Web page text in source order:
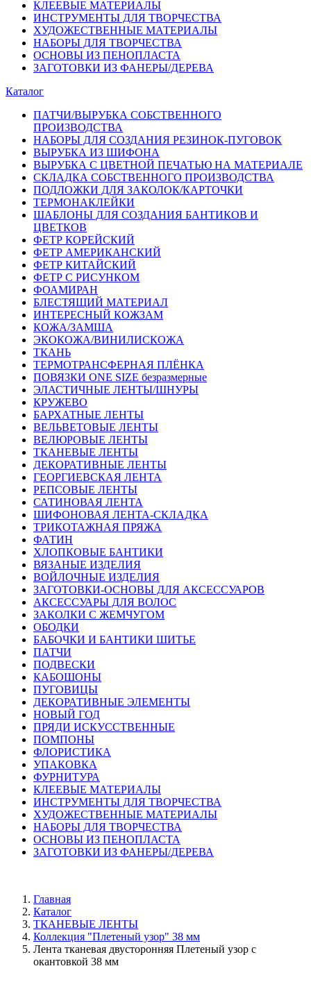
КЛЕЕВЫЕ МАТЕРИАЛЫ
ИНСТРУМЕНТЫ ДЛЯ ТВОРЧЕСТВА
ХУДОЖЕСТВЕННЫЕ МАТЕРИАЛЫ
НАБОРЫ ДЛЯ ТВОРЧЕСТВА
ОСНОВЫ ИЗ ПЕНОПЛАСТА
ЗАГОТОВКИ ИЗ ФАНЕРЫ/ДЕРЕВА
Каталог
ПАТЧИ/ВЫРУБКА СОБСТВЕННОГО
ПРОИЗВОДСТВА
НАБОРЫ ДЛЯ СОЗДАНИЯ РЕЗИНОК-ПУГОВОК
ВЫРУБКА ИЗ ШИФОНА
ВЫРУБКА С ЦВЕТНОЙ ПЕЧАТЬЮ НА МАТЕРИАЛЕ
СКЛАДКА СОБСТВЕННОГО ПРОИЗВОДСТВА
ПОДЛОЖКИ ДЛЯ ЗАКОЛОК/КАРТОЧКИ
ТЕРМОНАКЛЕЙКИ
ШАБЛОНЫ ДЛЯ СОЗДАНИЯ БАНТИКОВ И
ЦВЕТКОВ
ФЕТР КОРЕЙСКИЙ
ФЕТР АМЕРИКАНСКИЙ
ФЕТР КИТАЙСКИЙ
ФЕТР С РИСУНКОМ
ФОАМИРАН
БЛЕСТЯЩИЙ МАТЕРИАЛ
ИНТЕРЕСНЫЙ КОЖЗАМ
КОЖА/ЗАМША
ЭКОКОЖА/ВИНИЛИСКОЖА
ТКАНЬ
ТЕРМОТРАНСФЕРНАЯ ПЛЁНКА
ПОВЯЗКИ ONE SIZE безразмерные
ЭЛАСТИЧНЫЕ ЛЕНТЫ/ШНУРЫ
КРУЖЕВО
БАРХАТНЫЕ ЛЕНТЫ
ВЕЛЬВЕТОВЫЕ ЛЕНТЫ
ВЕЛЮРОВЫЕ ЛЕНТЫ
ТКАНЕВЫЕ ЛЕНТЫ
ДЕКОРАТИВНЫЕ ЛЕНТЫ
ГЕОРГИЕВСКАЯ ЛЕНТА
РЕПСОВЫЕ ЛЕНТЫ
САТИНОВАЯ ЛЕНТА
ШИФОНОВАЯ ЛЕНТА-СКЛАДКА
ТРИКОТАЖНАЯ ПРЯЖА
ФАТИН
ХЛОПКОВЫЕ БАНТИКИ
ВЯЗАНЫЕ ИЗДЕЛИЯ
ВОЙЛОЧНЫЕ ИЗДЕЛИЯ
ЗАГОТОВКИ-ОСНОВЫ ДЛЯ АКСЕССУАРОВ
АКСЕССУАРЫ ДЛЯ ВОЛОС
ЗАКОЛКИ С ЖЕМЧУГОМ
ОБОДКИ
БАБОЧКИ И БАНТИКИ ШИТЬЕ
ПАТЧИ
ПОДВЕСКИ
КАБОШОНЫ
ПУГОВИЦЫ
ДЕКОРАТИВНЫЕ ЭЛЕМЕНТЫ
НОВЫЙ ГОД
ПРЯДИ ИСКУССТВЕННЫЕ
ПОМПОНЫ
ФЛОРИСТИКА
УПАКОВКА
ФУРНИТУРА
КЛЕЕВЫЕ МАТЕРИАЛЫ
ИНСТРУМЕНТЫ ДЛЯ ТВОРЧЕСТВА
ХУДОЖЕСТВЕННЫЕ МАТЕРИАЛЫ
НАБОРЫ ДЛЯ ТВОРЧЕСТВА
ОСНОВЫ ИЗ ПЕНОПЛАСТА
ЗАГОТОВКИ ИЗ ФАНЕРЫ/ДЕРЕВА
Главная
Каталог
ТКАНЕВЫЕ ЛЕНТЫ
Коллекция "Плетеный узор" 38 мм
Лента тканевая двусторонняя Плетеный узор с
окантовкой 38 мм